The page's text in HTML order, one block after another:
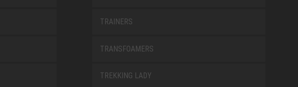
TRAINERS
TRANSFOAMERS
TREKKING LADY